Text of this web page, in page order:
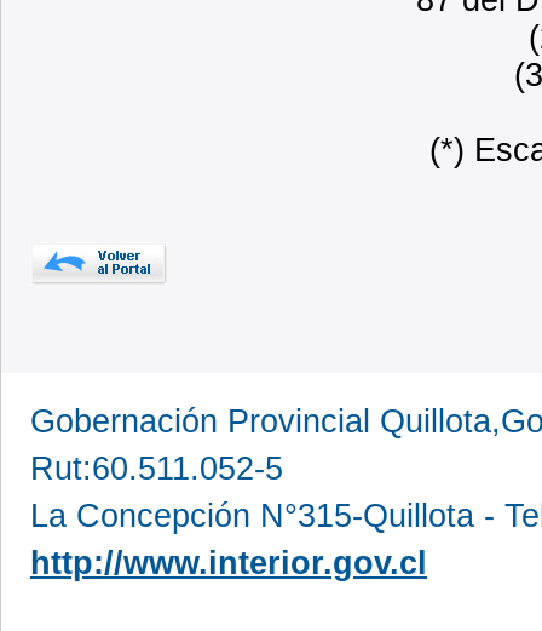
(*)
Gobernación Provincial
Rut:60.511.052-5
La Concepción N°315-Quillota -
http://www.interior.gov.cl